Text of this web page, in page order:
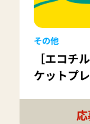
その他
［エコチ
ケットプ